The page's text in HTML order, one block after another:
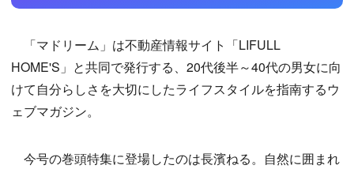
「マドリーム」は不動産情報サイト「LIFULL
HOME'S」と共同で発行する、20代後半～40代の男女に向
けて自分らしさを大切にしたライフスタイルを指南するウ
ェブマガジン。
今号の巻頭特集に登場したのは長濱ねる。自然に囲まれ